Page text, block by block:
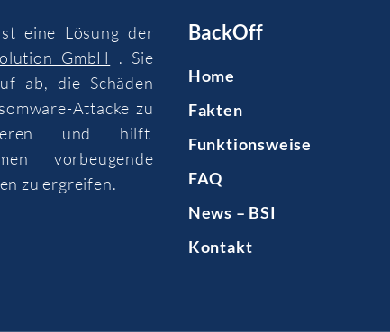
eine Lösung der
GmbH
. Sie
ab, die Schäden
Attacke zu
und hilft
vorbeugende
zu ergreifen.
BackOff
Home
Fakten
Funktionsweise
FAQ
News – BSI
Kontakt